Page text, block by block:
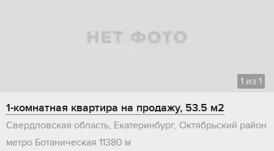
1 из 1
1-комнатная квартира на продажу, 53.5 м2
Свердловская область, Екатеринбург, Октябрьский район
метро Ботаническая 11380 м